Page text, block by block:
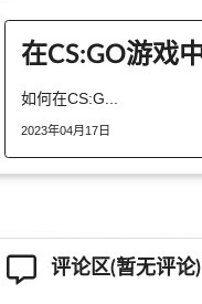
如何在CS:G...
2023年04月17日
评论区(暂无评论)